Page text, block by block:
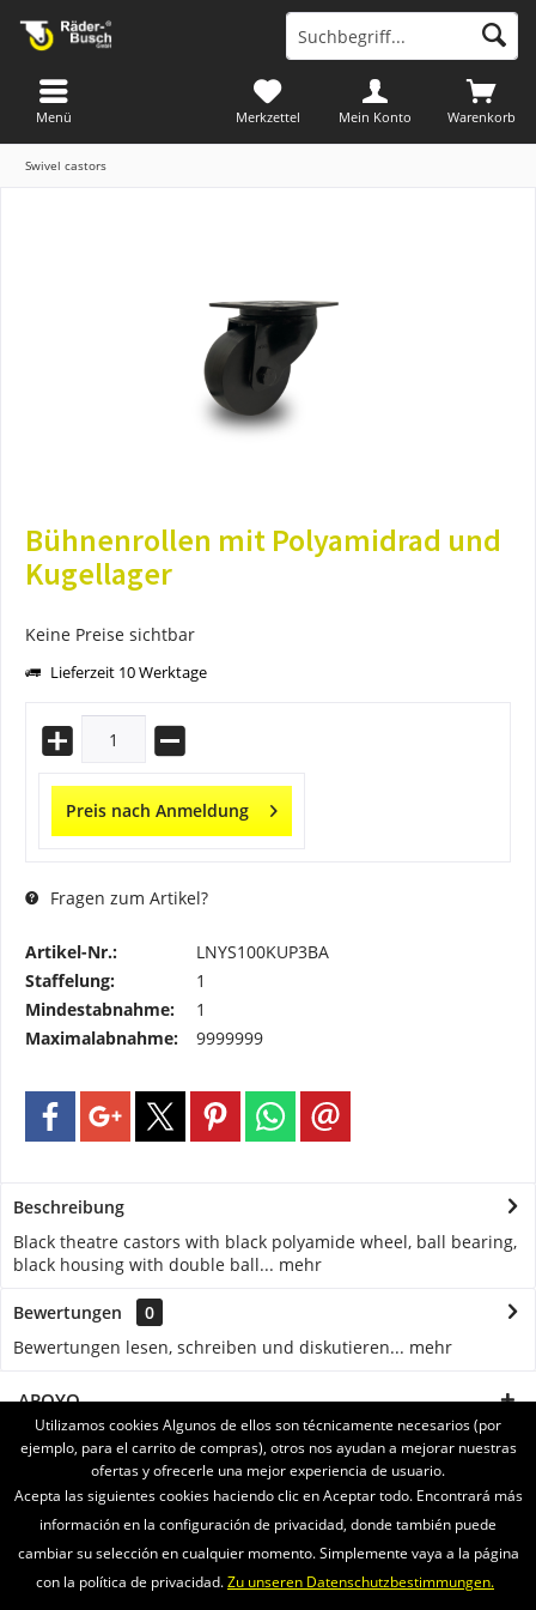
Warenkorb
Merkzettel Mein Konto
Menü
Swivel castors
Bühnenrollen mit Polyamidrad und
Kugellager
Keine Preise sichtbar
Lieferzeit 10 Werktage
Preis nach Anmeldung
Fragen zum Artikel?
Artikel-Nr.:
LNYS100KUP3BA
Staffelung:
1
Mindestabnahme:
1
Maximalabnahme:
9999999
Beschreibung
Black theatre castors with black polyamide wheel, ball bearing,
black housing with double ball... mehr
Bewertungen
0
Bewertungen lesen, schreiben und diskutieren... mehr
APOYO
SERVICE
INFORMATIONEN
ENVIAMOS CON
Utilizamos cookies Algunos de ellos son técnicamente necesarios (por
ejemplo, para el carrito de compras), otros nos ayudan a mejorar nuestras
ofertas y ofrecerle una mejor experiencia de usuario.
Acepta las siguientes cookies haciendo clic en Aceptar todo. Encontrará más
información en la configuración de privacidad, donde también puede
cambiar su selección en cualquier momento. Simplemente vaya a la página
con la política de privacidad.Zu unseren Datenschutzbestimmungen.